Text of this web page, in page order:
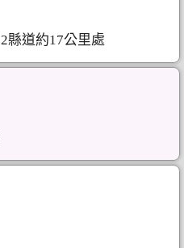
縣道約17公里處